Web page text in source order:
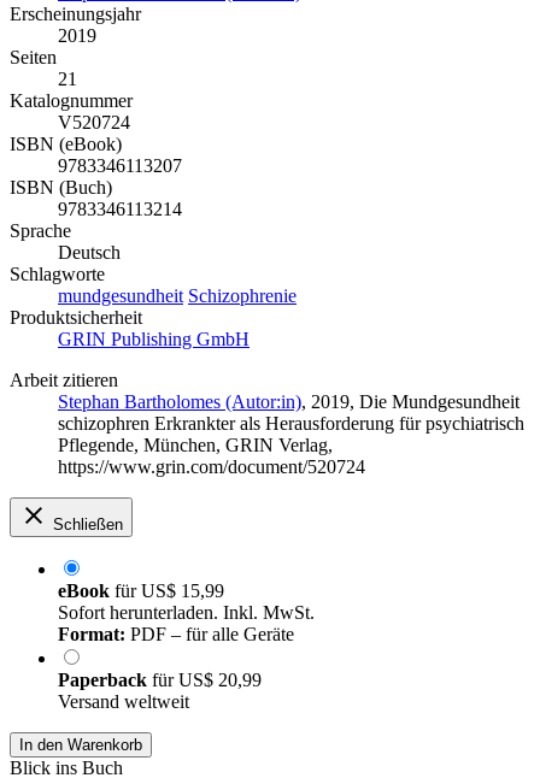
Erscheinungsjahr
2019
Seiten
21
Katalognummer
V520724
ISBN (eBook)
9783346113207
ISBN (Buch)
9783346113214
Sprache
Deutsch
Schlagworte
mundgesundheit Schizophrenie
Produktsicherheit
GRIN Publishing GmbH
Arbeit zitieren
Stephan Bartholomes (Autor:in), 2019, Die Mundgesundheit
schizophren Erkrankter als Herausforderung für psychiatrisch
Pflegende, München, GRIN Verlag,
https://www.grin.com/document/520724
Schließen
eBook fürUS$ 15,99
Sofort herunterladen. Inkl. MwSt.
Format: PDF – für alle Geräte
Paperback fürUS$ 20,99
Versand weltweit
In den Warenkorb
Blick ins Buch